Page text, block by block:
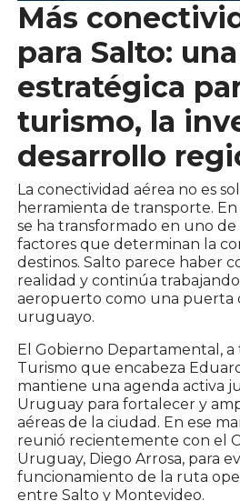
Más
para Salto:
estratégica
turismo, la
desarrollo
La conectividad aérea no es
herramienta de transporte.
se ha transformado en uno de
factores que determinan la
destinos. Salto parece haber
realidad y continúa
aeropuerto como una puerta
uruguayo.
El Gobierno Departamental, a
Turismo que encabeza
mantiene una agenda activa
Uruguay para fortalecer y
aéreas de la ciudad. En ese
reunió recientemente con el
Uruguay, Diego Arrosa, para
funcionamiento de la ruta
entre Salto y Montevideo.